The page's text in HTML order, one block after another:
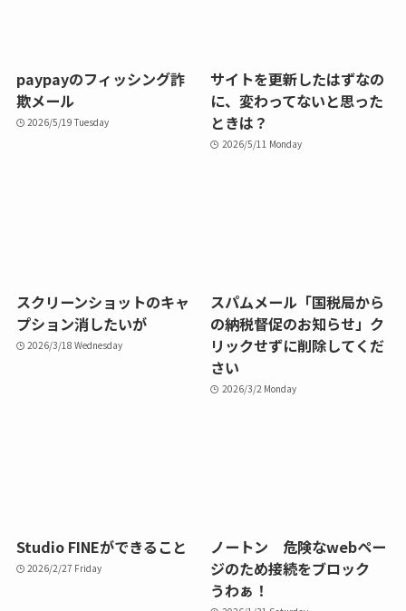
paypayのフィッシング詐
欺メール
2026/5/19 Tuesday
サイトを更新したはずなの
に、変わってないと思った
ときは？
2026/5/11 Monday
スクリーンショットのキャ
プション消したいが
2026/3/18 Wednesday
スパムメール「国税局から
の納税督促のお知らせ」ク
リックせずに削除してくだ
さい
2026/3/2 Monday
Studio FINEができること
2026/2/27 Friday
ノートン 危険なwebペー
ジのため接続をブロック
うわぁ！